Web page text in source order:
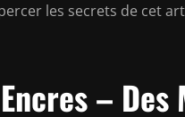
les secrets de cet
– Des